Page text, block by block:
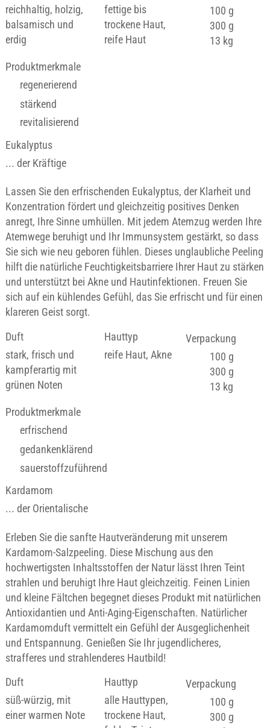
reichhaltig, holzig,
balsamisch und
erdig
fettige bis
trockene Haut,
reife Haut
Produktmerkmale
regenerierend
stärkend
revitalisierend
100 g
300 g
13 kg
Eukalyptus
... der Kräftige
Lassen Sie den erfrischenden Eukalyptus, der Klarheit und
Konzentration fördert und gleichzeitig positives Denken
anregt, Ihre Sinne umhüllen. Mit jedem Atemzug werden Ihre
Atemwege beruhigt und Ihr Immunsystem gestärkt, so dass
Sie sich wie neu geboren fühlen. Dieses unglaubliche Peeling
hilft die natürliche Feuchtigkeitsbarriere Ihrer Haut zu stärken
und unterstützt bei Akne und Hautinfektionen. Freuen Sie
sich auf ein kühlendes Gefühl, das Sie erfrischt und für einen
klareren Geist sorgt.
Duft
stark, frisch und
kampferartig mit
grünen Noten
Hauttyp
reife Haut, Akne
Produktmerkmale
erfrischend
gedankenklärend
sauerstoffzuführend
Verpackung
100 g
300 g
13 kg
Kardamom
... der Orientalische
Erleben Sie die sanfte Hautveränderung mit unserem
Kardamom-Salzpeeling. Diese Mischung aus den
hochwertigsten Inhaltsstoffen der Natur lässt Ihren Teint
strahlen und beruhigt Ihre Haut gleichzeitig. Feinen Linien
und kleine Fältchen begegnet dieses Produkt mit natürlichen
Antioxidantien und Anti-Aging-Eigenschaften. Natürlicher
Kardamomduft vermittelt ein Gefühl der Ausgeglichenheit
und Entspannung. Genießen Sie Ihr jugendlicheres,
strafferes und strahlenderes Hautbild!
Duft
süß-würzig, mit
einer warmen Note
Hauttyp
alle Hauttypen,
trockene Haut,
Verpackung
100 g
300 g